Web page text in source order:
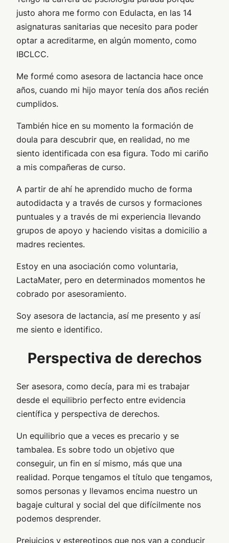
justo ahora me formo con Edulacta, en las 14
asignaturas sanitarias que necesito para poder
optar a acreditarme, en algún momento, como
IBCLCC.
Me formé como asesora de lactancia hace once
años, cuando mi hijo mayor tenía dos años recién
cumplidos.
También hice en su momento la formación de
doula para descubrir que, en realidad, no me
siento identificada con esa figura. Todo mi cariño
a mis compañeras de curso.
A partir de ahí he aprendido mucho de forma
autodidacta y a través de cursos y formaciones
puntuales y a través de mi experiencia llevando
grupos de apoyo y haciendo visitas a domicilio a
madres recientes.
Estoy en una asociación como voluntaria,
LactaMater, pero en determinados momentos he
cobrado por asesoramiento.
Soy asesora de lactancia, así me presento y así
me siento e identifico.
Perspectiva de derechos
Ser asesora, como decía, para mi es trabajar
desde el equilibrio perfecto entre evidencia
científica y perspectiva de derechos.
Un equilibrio que a veces es precario y se
tambalea. Es sobre todo un objetivo que
conseguir, un fin en sí mismo, más que una
realidad. Porque tengamos el título que tengamos,
somos personas y llevamos encima nuestro un
bagaje cultural y social del que difícilmente nos
podemos desprender.
Prejuicios y estereotipos que nos van a conducir